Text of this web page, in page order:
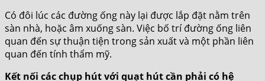
Có đôi lúc các đường ống này lại được lắp đặt nằm trên
sàn nhà, hoặc âm xuống sàn. Việc bố trí đường ống liên
quan đến sự thuận tiện trong sản xuất và một phần liên
quan đến tính thẩm mỹ.
Kết nối các chụp hút với quạt hút cần phải có hệ